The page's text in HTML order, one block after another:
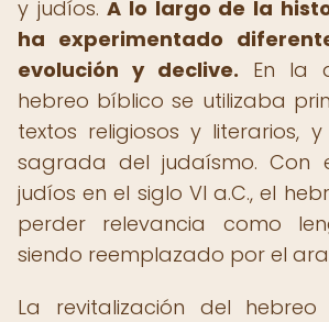
y judíos.A lo largo de la
ha experimentado
evolución y declive. En la
hebreo bíblico se utilizaba
textos religiosos y literarios,
sagrada del judaísmo. Con
judíos en el siglo VI a.C., el
perder relevancia como
siendo reemplazado por el
La revitalización del